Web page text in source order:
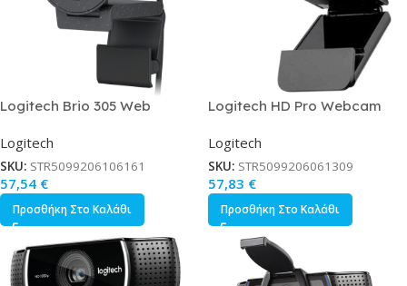
Logitech Brio 305 Web
Logitech
SKU: STR5099206106161
57,54 €
Προσθήκη Στο Καλάθι
Logitech HD Pro Webcam
Autofocus
Logitech
SKU: STR5099206061309
57,83 €
Προσθήκη Στο Καλάθι